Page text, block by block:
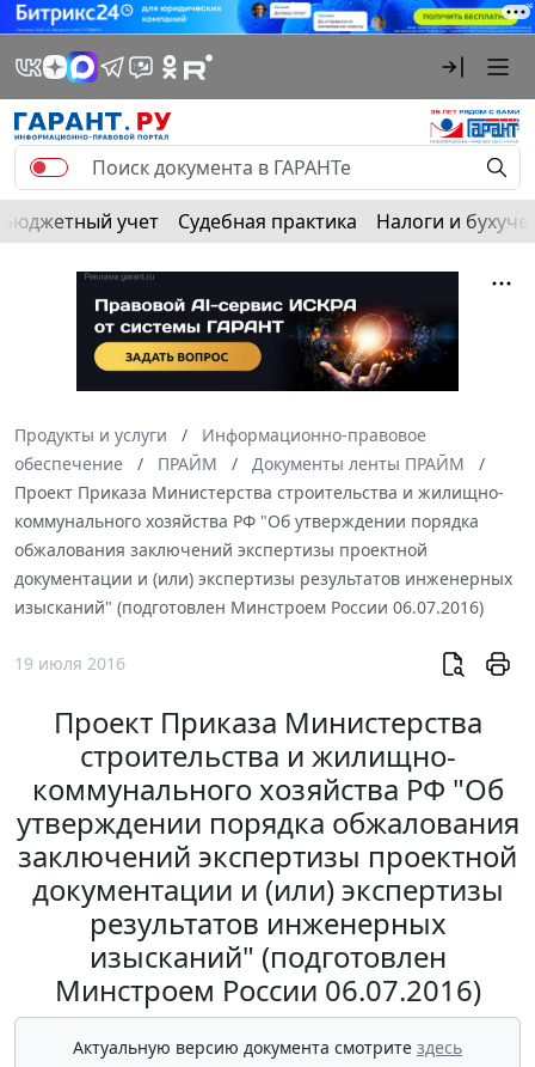
Бюджетный учет Судебная практика Налоги и
Продукты и услуги
Информационно-правовое
обеспечение
ПРАЙМ
Документы ленты ПРАЙМ
Проект Приказа Министерства строительства и жилищно-
коммунального хозяйства РФ "Об утверждении порядка
обжалования заключений экспертизы проектной
документации и (или) экспертизы результатов инженерных
изысканий" (подготовлен Минстроем России 06.07.2016)
19 июля 2016
Проект Приказа Министерства
строительства и жилищно-
коммунального хозяйства РФ "Об
утверждении порядка обжалования
заключений экспертизы проектной
документации и (или) экспертизы
результатов инженерных
изысканий" (подготовлен
Минстроем России 06.07.2016)
Актуальную версию документа смотрите здесь